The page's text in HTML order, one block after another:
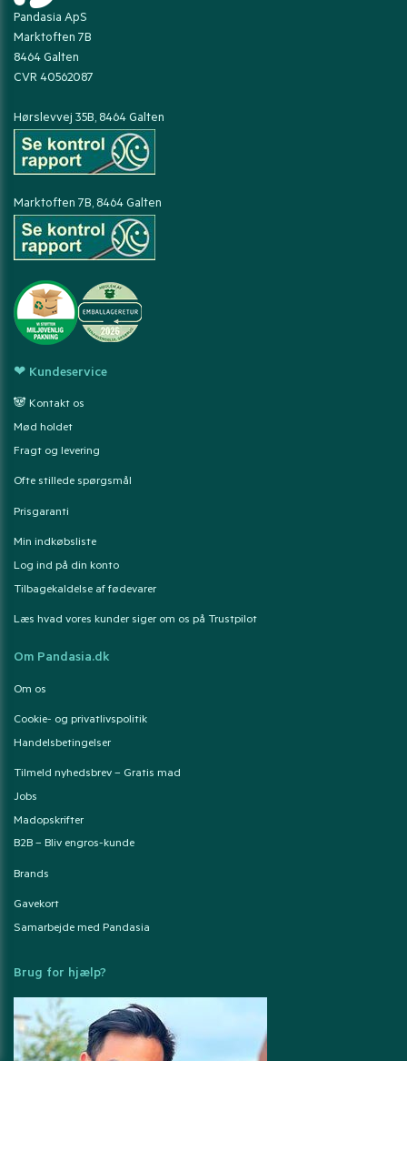
Pandasia ApS
Marktoften 7B
8464 Galten
CVR 40562087
Hørslevvej 35B, 8464 Galten
Marktoften 7B, 8464 Galten
❤ Kundeservice
🐼 Kontakt os
Mød holdet
Fragt og levering
Ofte stillede spørgsmål
Prisgaranti
Min indkøbsliste
Log ind på din konto
Tilbagekaldelse af fødevarer
Læs hvad vores kunder siger om os på Trustpilot
Om Pandasia.dk
Om os
Cookie- og privatlivspolitik
Handelsbetingelser
Tilmeld nyhedsbrev – Gratis mad
Jobs
Madopskrifter
B2B – Bliv engros-kunde
Brands
Gavekort
Samarbejde med Pandasia
Brug for hjælp?